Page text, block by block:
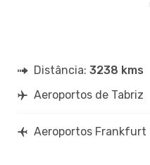
Distância: 3238 kms
Aeroportos de Tabriz
Aeroportos Frankfurt